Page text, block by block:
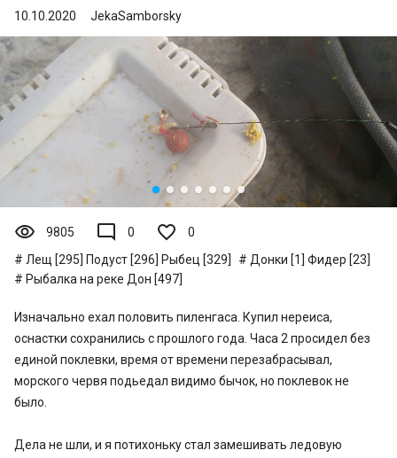
10.10.2020 JekaSamborsky
visibility 9805 mode_comment 0
0
Лещ [295] Подуст [296] Рыбец [329] Донки [1] Фидер [23]
Рыбалка на реке Дон [497]
Изначально ехал половить пиленгаса. Купил нереиса,
оснастки сохранились с прошлого года. Часа 2 просидел без
единой поклевки, время от времени перезабрасывал,
морского червя подьедал видимо бычок, но поклевок не
было.
Дела не шли, и я потихоньку стал замешивать ледовую